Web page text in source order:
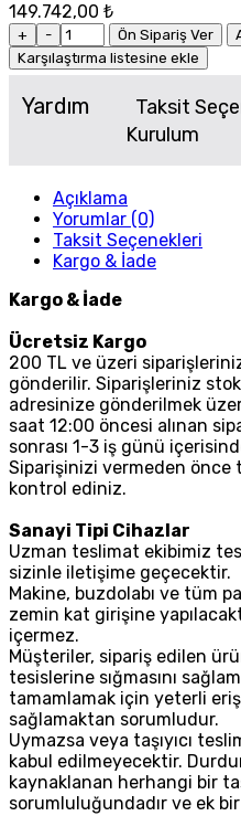
149.742,00 ₺
+ - Ön Sipariş Ver
Karşılaştırma listesine ekle
Yardım Taksit
Kurulum
Açıklama
Yorumlar (0)
Taksit Seçenekleri
Kargo & İade
Kargo & İade
Ücretsiz Kargo
200 TL ve üzeri
gönderilir. Siparişleriniz
adresinize gönderilmek
saat 12:00 öncesi alınan
sonrası 1-3 iş günü
Siparişinizi vermeden
kontrol ediniz.
Sanayi Tipi Cihazlar
Uzman teslimat ekibimiz
sizinle iletişime geçecektir.
Makine, buzdolabı ve tüm
zemin kat girişine
içermez.
Müşteriler, sipariş edilen
tesislerine sığmasını
tamamlamak için yeterli
sağlamaktan sorumludur.
Uymazsa veya taşıyıcı
kabul edilmeyecektir.
kaynaklanan herhangi bir
sorumluluğundadır ve ek